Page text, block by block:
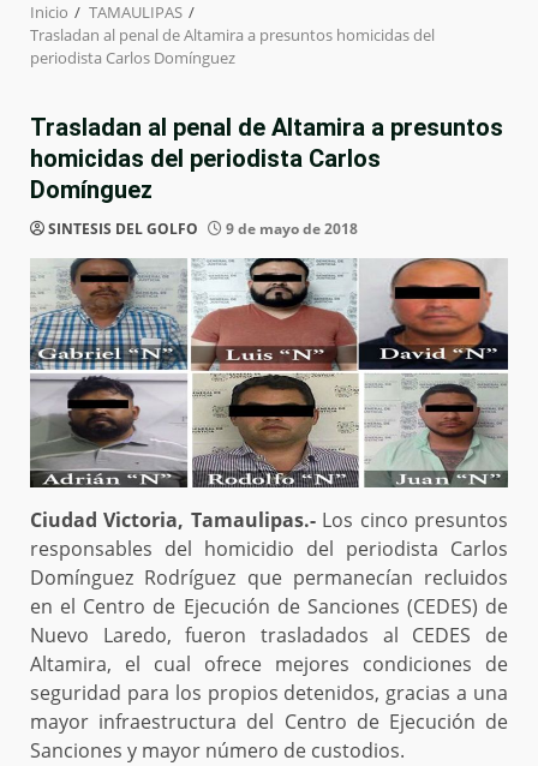
Inicio
TAMAULIPAS
Trasladan al penal de Altamira a presuntos homicidas del
periodista Carlos Domínguez
Trasladan al penal de Altamira a presuntos
homicidas del periodista Carlos
Domínguez
SINTESIS DEL GOLFO 9 de mayo de 2018
Ciudad Victoria, Tamaulipas.-Los cinco presuntos
responsables del homicidio del periodista Carlos
Domínguez Rodríguez que permanecían recluidos
en el Centro de Ejecución de Sanciones (CEDES) de
Nuevo Laredo, fueron trasladados al CEDES de
Altamira, el cual ofrece mejores condiciones de
seguridad para los propios detenidos, gracias a una
mayor infraestructura del Centro de Ejecución de
Sanciones y mayor número de custodios.